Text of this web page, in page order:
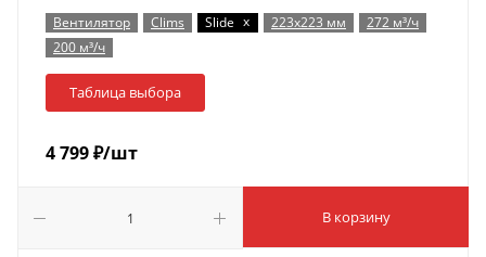
Вентилятор Clims Slide x 223x223 мм
272 м³/ч
200 м³/ч
Таблица выбора
4 799₽/шт
В корзину